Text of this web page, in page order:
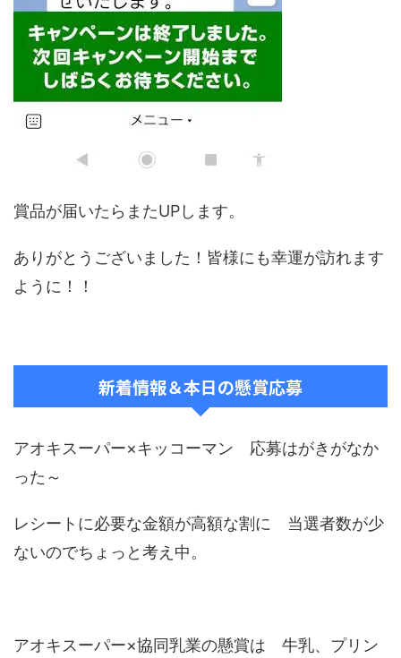
賞品が届いたらまたUPします。
ありがとうございました！皆様にも幸運が訪れます
ように！！
新着情報＆本日の懸賞応募
アオキスーパー×キッコーマン 応募はがきがなか
った～
レシートに必要な金額が高額な割に 当選者数が少
ないのでちょっと考え中。
アオキスーパー×協同乳業の懸賞は 牛乳、プリン